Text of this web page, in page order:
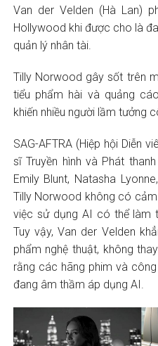
Van der Velden (Hà Lan)
Hollywood khi được cho là
quản lý nhân tài.
Tilly Norwood gây sốt trên
tiểu phẩm hài và quảng
khiến nhiều người lầm tưởng
SAG-AFTRA (Hiệp hội Diễn
sĩ Truyền hình và Phát
Emily Blunt, Natasha
Tilly Norwood không có
việc sử dụng AI có thể làm
Tuy vậy, Van der Velden
phẩm nghệ thuật, không
rằng các hãng phim và
đang âm thầm áp dụng AI.